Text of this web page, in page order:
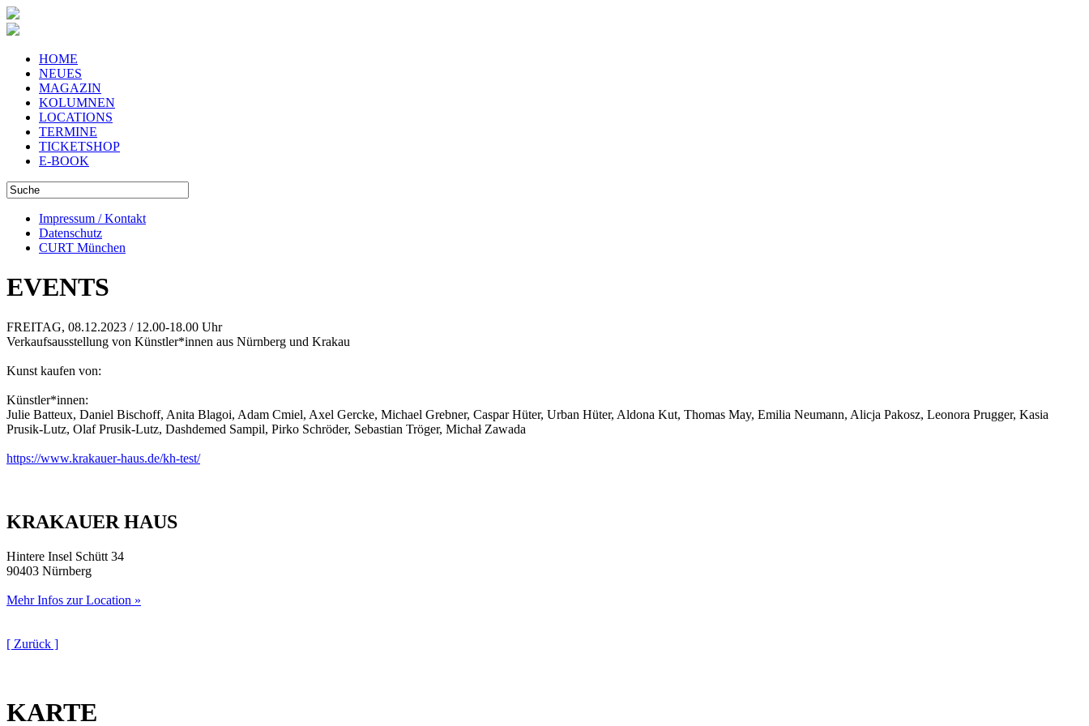
HOME
NEUES
MAGAZIN
KOLUMNEN
LOCATIONS
TERMINE
TICKETSHOP
E-BOOK
Impressum / Kontakt
Datenschutz
CURT München
EVENTS
FREITAG, 08.12.2023 / 12.00-18.00 Uhr
Verkaufsausstellung von Künstler*innen aus Nürnberg und Krakau
Kunst kaufen von:
Künstler*innen:
Julie Batteux, Daniel Bischoff, Anita Blagoi, Adam Cmiel, Axel Gercke, Michael Grebner, Caspar Hüter, Urban Hüter, Aldona Kut, Thomas May, Emilia Neumann, Alicja Pakosz, Leonora Prugger, Kasia
Prusik-Lutz, Olaf Prusik-Lutz, Dashdemed Sampil, Pirko Schröder, Sebastian Tröger, Michał Zawada
https://www.krakauer-haus.de/kh-test/
KRAKAUER HAUS
Hintere Insel Schütt 34
90403 Nürnberg
Mehr Infos zur Location »
[ Zurück ]
KARTE